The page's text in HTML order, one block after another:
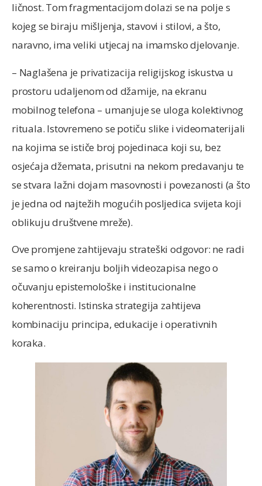
ličnost. Tom fragmentacijom dolazi se na polje s
kojeg se biraju mišljenja, stavovi i stilovi, a što,
naravno, ima veliki utjecaj na imamsko djelovanje.
– Naglašena je privatizacija religijskog iskustva u
prostoru udaljenom od džamije, na ekranu
mobilnog telefona – umanjuje se uloga kolektivnog
rituala. Istovremeno se potiču slike i videomaterijali
na kojima se ističe broj pojedinaca koji su, bez
osjećaja džemata, prisutni na nekom predavanju te
se stvara lažni dojam masovnosti i povezanosti (a što
je jedna od najtežih mogućih posljedica svijeta koji
oblikuju društvene mreže).
Ove promjene zahtijevaju strateški odgovor: ne radi
se samo o kreiranju boljih videozapisa nego o
očuvanju epistemološke i institucionalne
koherentnosti. Istinska strategija zahtijeva
kombinaciju principa, edukacije i operativnih
koraka.